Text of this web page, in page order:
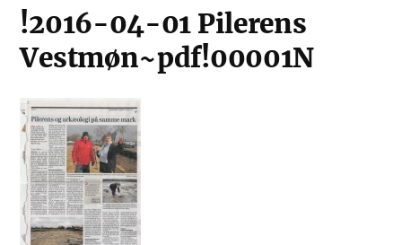
!2016-04-01 Pilerens
Vestmøn~pdf!00001N